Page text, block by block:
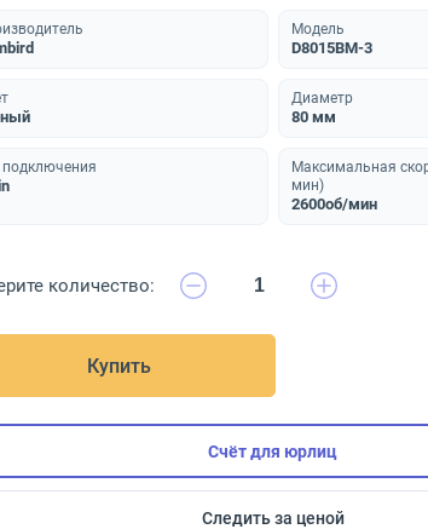
Модель
D8015BM-3
Диаметр
80 мм
подключения
Максимальная
мин)
2600об/мин
количество:
Купить
Счёт для юрлиц
Следить за ценой